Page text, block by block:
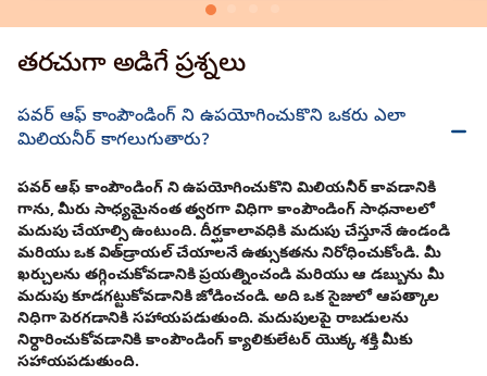
తరచుగా అడిగే ప్రశ్నలు
పవర్ ఆఫ్ కాంపౌండింగ్ ని ఉపయోగించుకొని ఒకరు ఎలా
మిలియనీర్ కాగలుగుతారు?
పవర్ ఆఫ్ కాంపౌండింగ్ ని ఉపయోగించుకొని మిలియనీర్ కావడానికి
గాను, మీరు సాధ్యమైనంత త్వరగా విధిగా కాంపౌండింగ్ సాధనాలలో
మదుపు చేయాల్సి ఉంటుంది. దీర్ఘకాలావధికి మదుపు చేస్తూనే ఉండండి
మరియు ఒక విత్‌డ్రాయల్ చేయాలనే ఉత్సుకతను నిరోధించుకోండి. మీ
ఖర్చులను తగ్గించుకోవడానికి ప్రయత్నించండి మరియు ఆ డబ్బును మీ
మదుపు కూడగట్టుకోవడానికి జోడించండి. అది ఒక సైజులో ఆపత్కాల
నిధిగా పెరగడానికి సహాయపడుతుంది. మదుపులపై రాబడులను
నిర్ధారించుకోవడానికి కాంపౌండింగ్ క్యాలికులేటర్ యొక్క శక్తి మీకు
సహాయపడుతుంది.